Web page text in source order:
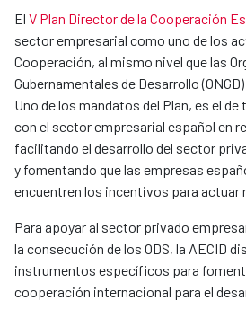
El V Plan Director de la Cooperación
sector empresarial como uno de los
Cooperación, al mismo nivel que las
Gubernamentales de Desarrollo
Uno de los mandatos del Plan, es el
con el sector empresarial español en
facilitando el desarrollo del sector
y fomentando que las empresas
encuentren los incentivos para actuar
Para apoyar al sector privado
la consecución de los ODS, la AECID
instrumentos específicos para
cooperación internacional para el